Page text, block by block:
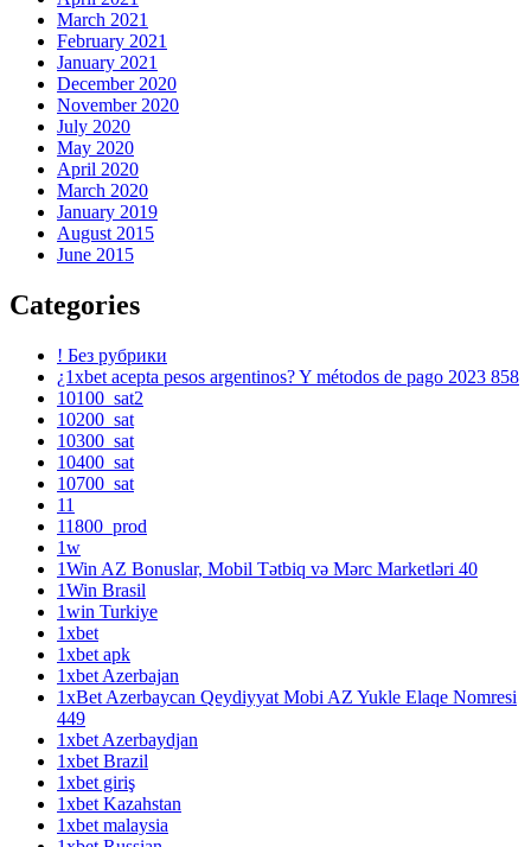
March 2021
February 2021
January 2021
December 2020
November 2020
July 2020
May 2020
April 2020
March 2020
January 2019
August 2015
June 2015
Categories
! Без рубрики
¿1xbet acepta pesos argentinos? Y métodos de pago 2023 858
10100_sat2
10200_sat
10300_sat
10400_sat
10700_sat
11
11800_prod
1w
1Win AZ Bonuslar, Mobil Tətbiq və Mərc Marketləri 40
1Win Brasil
1win Turkiye
1xbet
1xbet apk
1xbet Azerbajan
1xBet Azerbaycan Qeydiyyat Mobi AZ Yukle Elaqe Nomresi
449
1xbet Azerbaydjan
1xbet Brazil
1xbet giriş
1xbet Kazahstan
1xbet malaysia